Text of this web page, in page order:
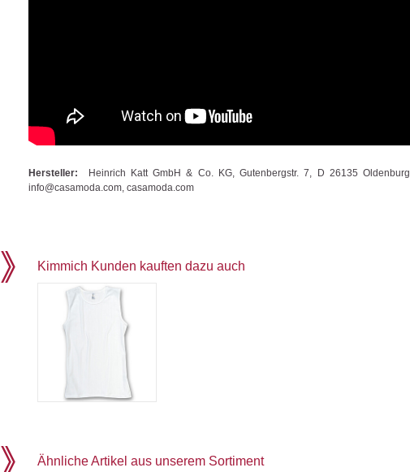
Hersteller: Heinrich Katt GmbH & Co. KG, Gutenbergstr. 7, D 26135 Oldenburg,
info@casamoda.com, casamoda.com
Kimmich Kunden kauften dazu auch
Ähnliche Artikel aus unserem Sortiment